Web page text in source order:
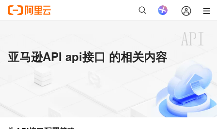
亚马逊API api接口 的相关内容